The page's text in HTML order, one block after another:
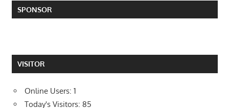
SPONSOR
VISITOR
Online Users: 1
Today's Visitors: 85